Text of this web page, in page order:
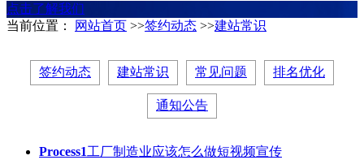
点击了解我们
当前位置：
网站首页 >>签约动态 >>建站常识
签约动态 建站常识 常见问题 排名优化
通知公告
Process1工厂制造业应该怎么做短视频宣传